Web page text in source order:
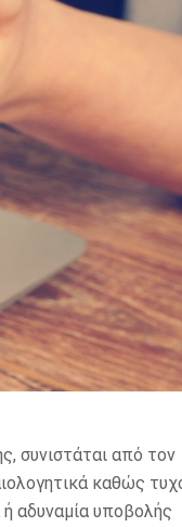
συνιστάται από τον
καθώς
αδυναμία υποβολής